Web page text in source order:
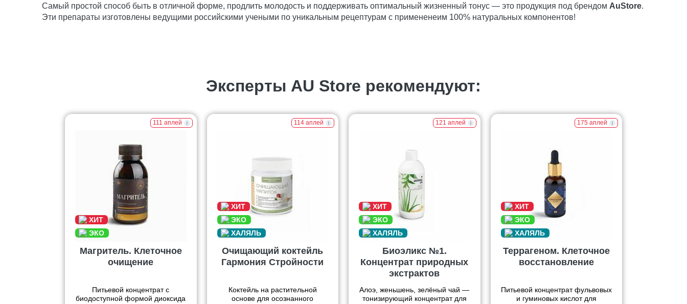
Самый простой способ быть в отличной форме, продлить молодость и поддерживать оптимальный жизненный тонус — это продукция под брендом AuStore.
Эти препараты изготовлены ведущими российскими учеными по уникальным рецептурам с примененеим 100% натуральных компонентов!
Эксперты AU Store рекомендуют:
111 аплей
Магритель. Клеточное
очищение
Питьевой концентрат с
биодоступной формой диоксида
114 аплей
Очищающий коктейль
Гармония Стройности
Коктейль на растительной
основе для осознанного
121 аплей
Биоэликс №1.
Концентрат природных
экстрактов
Алоэ, женьшень, зелёный чай —
тонизирующий концентрат для
175 аплей
Террагеном. Клеточное
восстановление
Питьевой концентрат фульвовых
и гуминовых кислот для